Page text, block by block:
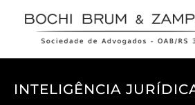
INTELIGÊNCIA